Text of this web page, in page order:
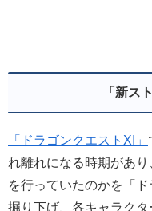
「新ス
「ドラゴンクエストXI」
れ離れになる時期があ
を行っていたのかを「
掘り下げ、各キャラクタ